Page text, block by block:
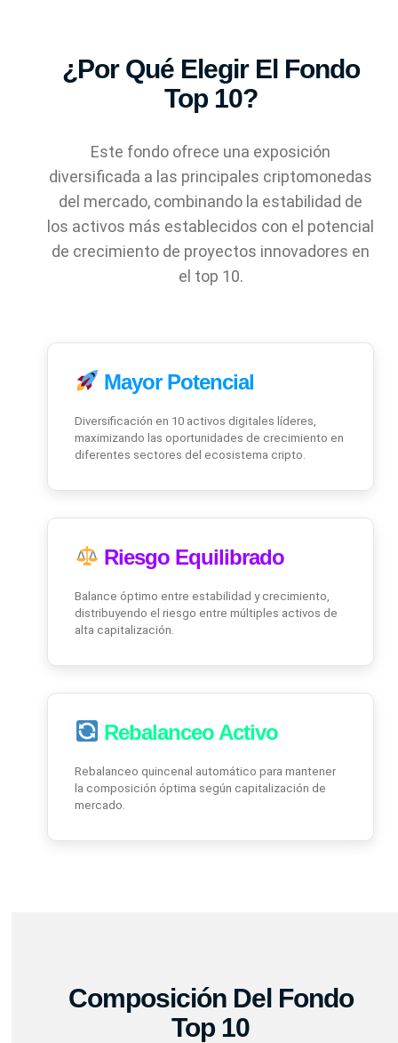
¿Por Qué Elegir El Fondo
Top 10?
Este fondo ofrece una exposición
diversificada a las principales criptomonedas
del mercado, combinando la estabilidad de
los activos más establecidos con el potencial
de crecimiento de proyectos innovadores en
el top 10.
Mayor Potencial
Diversificación en 10 activos digitales líderes,
maximizando las oportunidades de crecimiento en
diferentes sectores del ecosistema cripto.
Riesgo Equilibrado
Balance óptimo entre estabilidad y crecimiento,
distribuyendo el riesgo entre múltiples activos de
alta capitalización.
Rebalanceo Activo
Rebalanceo quincenal automático para mantener
la composición óptima según capitalización de
mercado.
Composición Del Fondo
Top 10